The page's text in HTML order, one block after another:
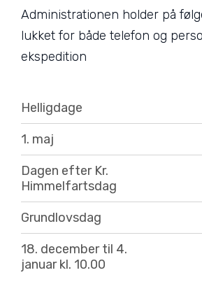
Administrationen holder på
lukket for både telefon og
ekspedition
Helligdage
1. maj
Dagen efter Kr.
Himmelfartsdag
Grundlovsdag
18. december til 4.
januar kl. 10.00